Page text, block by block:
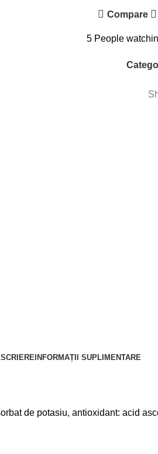
Compare
5 People
INFORMAȚII SUPLIMENTARE
de potasiu, antioxidant: acid